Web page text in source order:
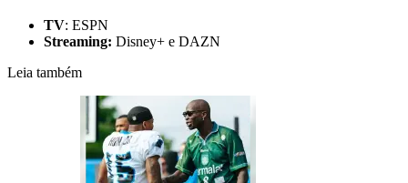
TV: ESPN
Streaming: Disney+ e DAZN
Leia também